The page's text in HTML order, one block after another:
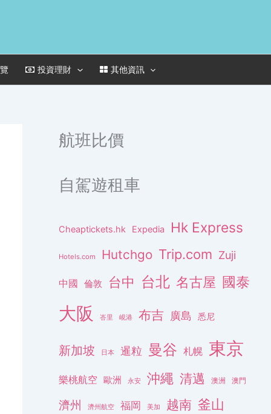
投資理財 其他資訊
航班比價
自駕遊租車
Cheaptickets.hk Expedia Hk Express
Hotels.com Hutchgo Trip.com Zuji
中國 倫敦 台中 台北 名古屋 國泰
大阪 峇里 峴港 布吉 廣島 悉尼
新加坡 日本 暹粒 曼谷 札幌 東京
樂桃航空 歐洲 永安 沖繩 清邁 澳洲 澳門
濟州 濟州航空 福岡 美加 越南 釜山